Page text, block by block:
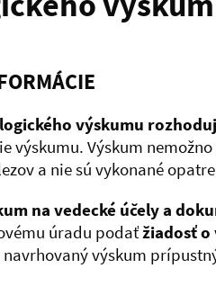
výskumu
výskumu. Výskum
a nie sú vykonané
na vedecké účely a
úradu podaťžiadosť
výskum